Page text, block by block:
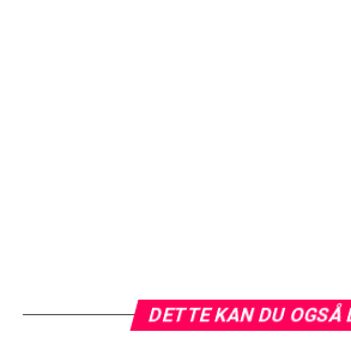
DETTE KAN DU OGSÅ